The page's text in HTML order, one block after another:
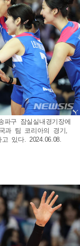
구 잠실실내경기장에
과 팀 코리아의 경기,
있다. 2024.06.08.